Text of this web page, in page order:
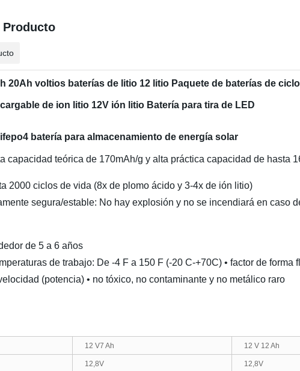
Producto
20Ah voltios baterías de litio 12 litio Paquete de baterías de
de ion litio 12V ión litio Batería para tira de LED
batería para almacenamiento de energía solar
capacidad teórica de 170mAh/g y alta práctica capacidad de hasta
2000 ciclos de vida (8x de plomo ácido y 3-4x de ión litio)
segura/estable: No hay explosión y no se incendiará en
de 5 a 6 años
de trabajo: De -4 F a 150 F (-20 C-+70C) • factor de
(potencia) • no tóxico, no contaminante y no metálico raro
12 V7 Ah 12 V 12 Ah
12,8V 12,8V